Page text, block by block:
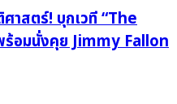
ศาสตร์! บุกเวที “The
อมนั่งคุย Jimmy Fallon